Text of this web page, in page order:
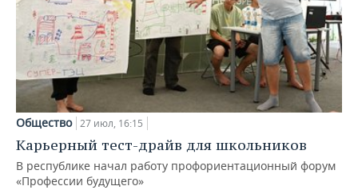
Общество 27 июл, 16:15
Карьерный тест-драйв для школьников
В республике начал работу профориентационный форум
«Профессии будущего»